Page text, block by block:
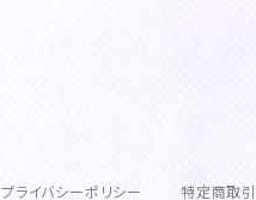
プライバシーポリシー 特定商取